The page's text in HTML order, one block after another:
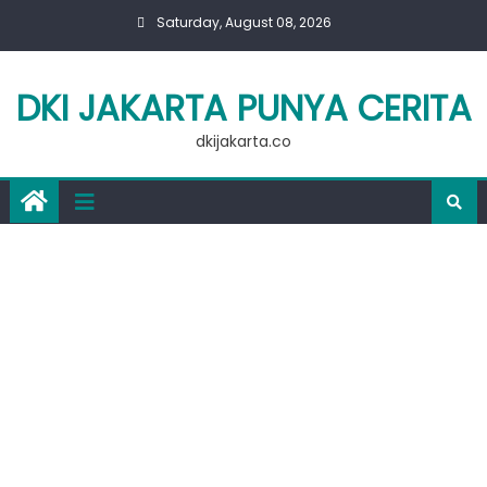
Saturday, August 08, 2026
DKI JAKARTA PUNYA CERITA
dkijakarta.co